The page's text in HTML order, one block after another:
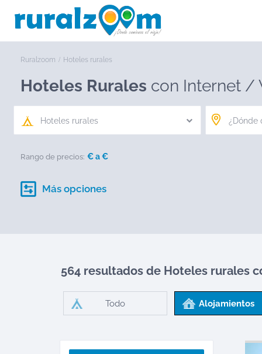
Ruralzoom Hoteles rurales
Hoteles Rurales con Internet /
Hoteles rurales
Rango de precios: € a€
Más opciones
564 resultados de Hoteles rurales
Todo Alojamientos